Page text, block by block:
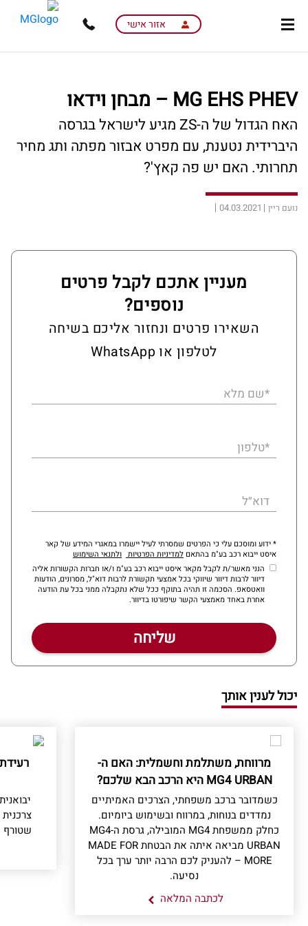
content
menu
אזור אישי
MG EHS PHEV – מבחן וידאו
האח הגדול של ה-ZS מגיע לישראל בגרסה
היברידית נטענת, עם מפרט אבזור מפתה ותג מחיר
תחרותי. האם יש פה קאץ'?
נועם ריין 04.03.2021
מעניין אתכם לקבל פרטים
נוספים?
השאירו פרטים ונחזור אליכם בשיחה
לטלפון או WhatsApp
*שם מלא
*טלפון
דוא״ל
* ידוע ומוסכם עלי כי הפרטים שמסרתי לעיל יישמרו במאגרי המידע של קאר
איסט ייבוא רכב בע"מ בהתאםלמדיניות הפרטיות ולתנאי השימוש
הנני מאשר/ת לקבל מקאר איסט ייבוא רכב בע"מ ו/או חברות הקשורות אליה
דיוור לרבות דיוור שיווקי בכל אמצעי תקשורת לרבות דוא"ל, מסרונים, הודעות
וואטסאפ. הסכמה זו תהיה בתוקף ככל שלא נתקבלה ממני בכל עת הודעה
אחרת באחד מאמצעי הקשר שיפורטו בדיוור.
יכול לענין אותך
מרווחת, משתלמת וחשמלית: האם ה-
MG4 URBAN היא הרכב הבא שלכם?
כשמדובר ברכב משפחתי, הצרכים האמיתיים
נמדדים בנוחות, במרווח ובשימוש ביומיום.
כחלק ממשפחת MG4 המובילה, גרסת ה-MG4
URBAN מביאה איתה את הבטחת MADE FOR
MORE – להעניק לכם הרבה יותר ערך בכל
נסיעה.
לכתבה המלאה